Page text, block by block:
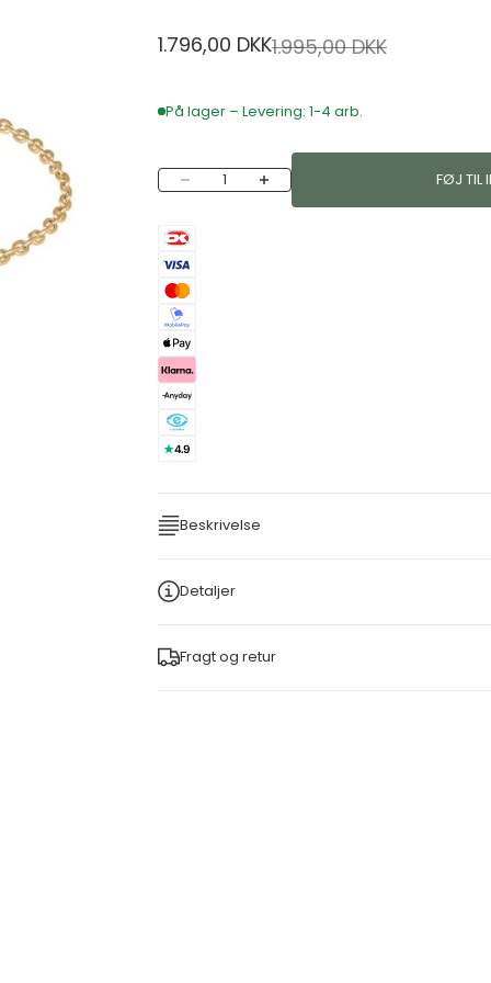
Salgspris
1.796,00 DKKNormalpris
1.995,00 DKK
På lager – Levering: 1-4 arb.
Sænk antal Øg antal FØJ TIL
Beskrivelse
Detaljer
Fragt og retur